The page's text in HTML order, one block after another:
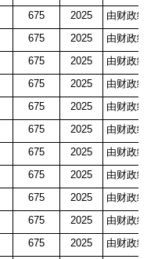
675 2025
由财政统
675 2025
由财政统
675 2025
由财政统
675 2025
由财政统
675 2025
由财政统
675 2025
由财政统
675 2025
由财政统
675 2025
由财政统
675 2025
由财政统
675 2025
由财政统
675 2025
由财政统